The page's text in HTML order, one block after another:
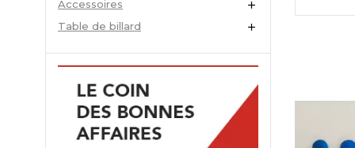
Accessoires 
Table de billard 